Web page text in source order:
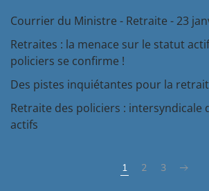
Courrier du Ministre - Retraite - 23
Retraites : la menace sur le statut
policiers se confirme !
Des pistes inquiétantes pour la
Retraite des policiers : intersyndicale
actifs
1 2 3